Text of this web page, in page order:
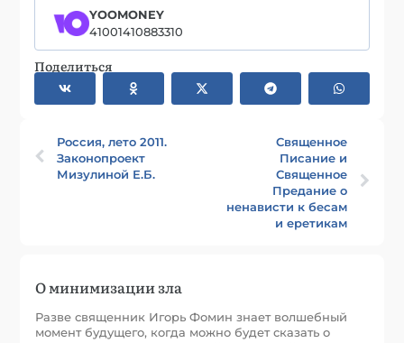
YOOMONEY
41001410883310
Поделиться
Россия, лето 2011.
Законопроект
Мизулиной Е.Б.
Священное
Писание и
Священное
Предание о
ненависти к бесам
и еретикам
О минимизации зла
Разве священник Игорь Фомин знает волшебный
момент будущего, когда можно будет сказать о